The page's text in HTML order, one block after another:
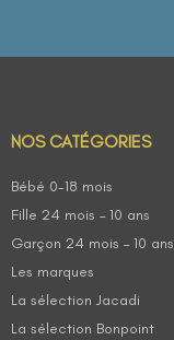
NOS CATÉGORIES
Bébé 0-18 mois
Fille 24 mois – 10 ans
Garçon 24 mois – 10 ans
Les marques
La sélection Jacadi
La sélection Bonpoint